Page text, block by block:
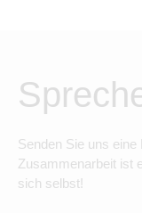
Senden Sie uns
Zusammenarbeit ist
sich selbst!